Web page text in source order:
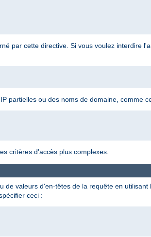
par cette directive. Si vous voulez interdire
partielles ou des noms de domaine, comme
critères d'accès plus complexes.
de valeurs d'en-têtes de la requête en utilisant
ceci :